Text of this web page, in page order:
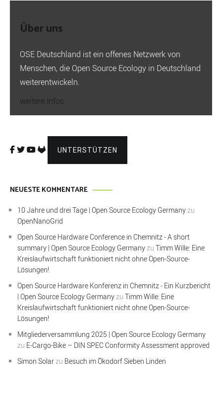
Über uns
OSE Deutschland ist ein offenes Netzwerk von
Menschen, die Open Source Ecology in Deutschland
weiterentwickeln.
weitere Infos
UNTERSTÜTZEN
NEUESTE KOMMENTARE
10 Jahre und drei Tage | Open Source Ecology Germanyzu
OpenNanoGrid
Open Source Hardware Conference in Chemnitz - A short
summary | Open Source Ecology Germanyzu Timm Wille: Eine
Kreislaufwirtschaft funktioniert nicht ohne Open-Source-
Lösungen!
Open Source Hardware Konferenz in Chemnitz - Ein Kurzbericht
| Open Source Ecology Germanyzu Timm Wille: Eine
Kreislaufwirtschaft funktioniert nicht ohne Open-Source-
Lösungen!
Mitgliederversammlung 2025 | Open Source Ecology Germany
zu E-Cargo-Bike – DIN SPEC Conformity Assessment approved
Simon Solarzu Besuch im Ökodorf Sieben Linden